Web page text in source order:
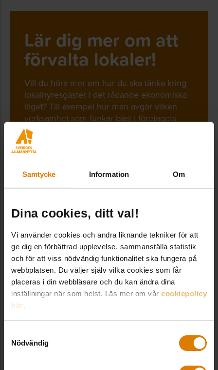
Samtycke Information Om
Dina cookies, ditt val!
Vi använder cookies och andra liknande tekniker för att
ge dig en förbättrad upplevelse, sammanställa statistik
och för att viss nödvändig funktionalitet ska fungera på
webbplatsen. Du väljer själv vilka cookies som får
placeras i din webbläsare och du kan ändra dina
inställningar när som helst. Läs mer om vår cookiepolicy
här.
Nödvändig
Lär dig mer om att
förvalta lokaler!
Vill du höra mer om hur du ska tänka kring
lokalhyresgäster i det rådande ekonomiska
läget? Till exempel hur man avgör vilken
verksamhet som funkar bäst i företagets
lokaler?
Anmäl dig då till Sveriges Allmännyttas
kurs om lokalförvaltning! Ur programmet:
Kan aktiv lokalförvaltning göra
bostadsområdet bättre?
27 APRIL – ANMÄL DIG HÄR